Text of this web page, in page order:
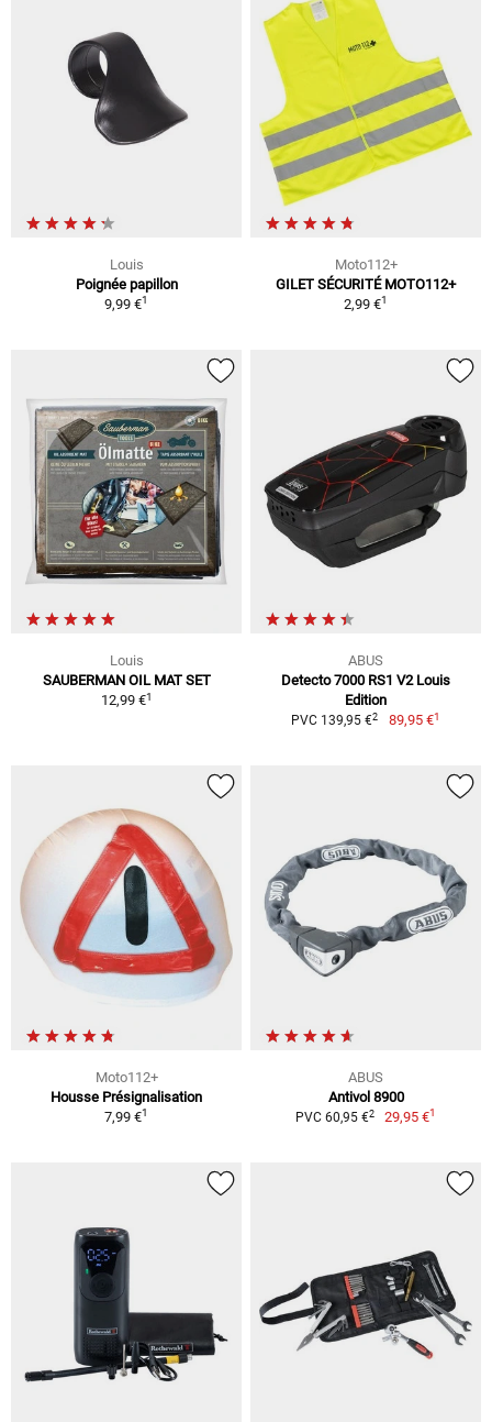
Louis
Poignée papillon
9,99 €1
Moto112+
GILET SÉCURITÉ MOTO112+
2,99 €1
Louis
SAUBERMAN OIL MAT SET
12,99 €1
ABUS
Detecto 7000 RS1 V2 Louis
Edition
PVC 139,95 €2 89,95 €1
Moto112+
Housse Présignalisation
7,99 €1
ABUS
Antivol 8900
PVC 60,95 €2 29,95 €1